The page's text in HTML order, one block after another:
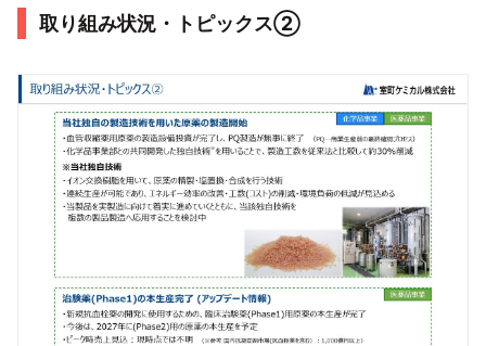
取り組み状況・トピックス②